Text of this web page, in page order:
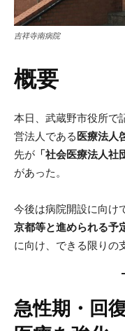
吉祥寺南病院
概要
本日、武蔵野市役所で
営法人である医療法人
先が 「社会医療法人社
があった。
今後は病院開設に向け
京都等と進められる予
に向け、できる限りの
急性期・回